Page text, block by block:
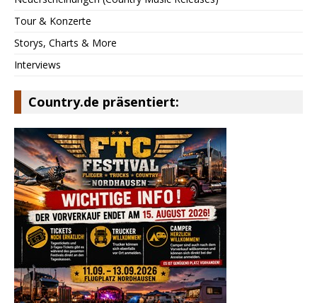
Tour & Konzerte
Storys, Charts & More
Interviews
Country.de präsentiert: